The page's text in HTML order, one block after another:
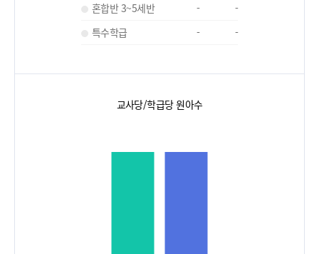
혼합반 3~5세반
-
-
특수학급
- -
교사당/학급당 원아수